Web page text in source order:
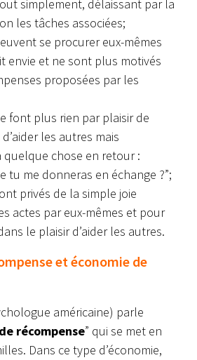
simplement, délaissant par la
les tâches associées;
se procurer eux-mêmes
envie et ne sont plus motivés
proposées par les
font plus rien par plaisir de
les autres mais
quelque chose en retour :
tu me donneras en échange ?”;
privés de la simple joie
actes par eux-mêmes et pour
le plaisir d’aider les autres.
et économie de
américaine) parle
récompense” qui se met en
Dans ce type d’économie,